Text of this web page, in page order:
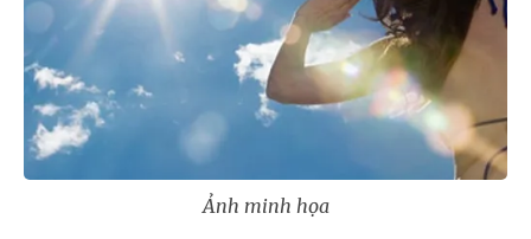
Ảnh minh họa